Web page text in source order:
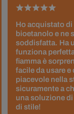
Ho acquistato di
bioetanolo e ne
soddisfatta. Ha
funziona
fiamma è
facile da usare e
piacevole nella
sicuramente a
una soluzione
di stile!